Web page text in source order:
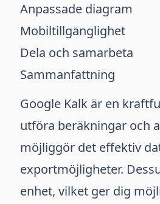
Anpassade diagram
Mobiltillgänglighet
Dela och samarbeta
Sammanfattning
Google Kalk är en
utföra beräkningar och
möjliggör det effektiv
exportmöjligheter.
enhet, vilket ger dig